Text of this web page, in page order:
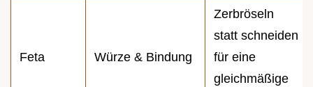
Feta Würze & Bindung
Zerbröseln
statt schneiden
für eine
gleichmäßige